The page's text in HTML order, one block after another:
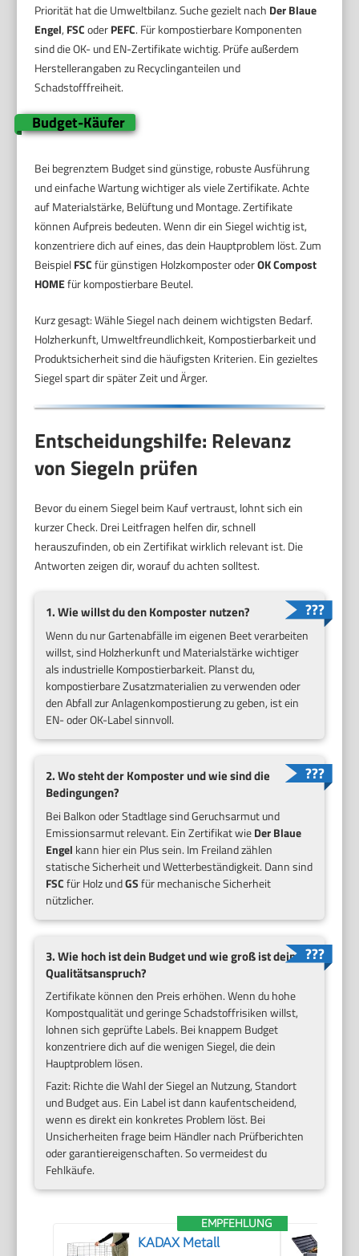
Priorität hat die Umweltbilanz. Suche gezielt nach Der Blaue
Engel, FSCoderPEFC. Für kompostierbare Komponenten
sind die OK- und EN-Zertifikate wichtig. Prüfe außerdem
Herstellerangaben zu Recyclinganteilen und
Schadstofffreiheit.
Budget-Käufer
Bei begrenztem Budget sind günstige, robuste Ausführung
und einfache Wartung wichtiger als viele Zertifikate. Achte
auf Materialstärke, Belüftung und Montage. Zertifikate
können Aufpreis bedeuten. Wenn dir ein Siegel wichtig ist,
konzentriere dich auf eines, das dein Hauptproblem löst. Zum
BeispielFSCfür günstigen Holzkomposter oderOK Compost
HOMEfür kompostierbare Beutel.
Kurz gesagt: Wähle Siegel nach deinem wichtigsten Bedarf.
Holzherkunft, Umweltfreundlichkeit, Kompostierbarkeit und
Produktsicherheit sind die häufigsten Kriterien. Ein gezieltes
Siegel spart dir später Zeit und Ärger.
Entscheidungshilfe: Relevanz
von Siegeln prüfen
Bevor du einem Siegel beim Kauf vertraust, lohnt sich ein
kurzer Check. Drei Leitfragen helfen dir, schnell
herauszufinden, ob ein Zertifikat wirklich relevant ist. Die
Antworten zeigen dir, worauf du achten solltest.
1. Wie willst du den Komposter nutzen?
Wenn du nur Gartenabfälle im eigenen Beet verarbeiten
willst, sind Holzherkunft und Materialstärke wichtiger
als industrielle Kompostierbarkeit. Planst du,
kompostierbare Zusatzmaterialien zu verwenden oder
den Abfall zur Anlagenkompostierung zu geben, ist ein
EN- oder OK-Label sinnvoll.
2. Wo steht der Komposter und wie sind die
Bedingungen?
Bei Balkon oder Stadtlage sind Geruchsarmut und
Emissionsarmut relevant. Ein Zertifikat wieDer Blaue
Engel kann hier ein Plus sein. Im Freiland zählen
statische Sicherheit und Wetterbeständigkeit. Dann sind
FSCfür Holz undGSfür mechanische Sicherheit
nützlicher.
3. Wie hoch ist dein Budget und wie groß ist dein
Qualitätsanspruch?
Zertifikate können den Preis erhöhen. Wenn du hohe
Kompostqualität und geringe Schadstoffrisiken willst,
lohnen sich geprüfte Labels. Bei knappem Budget
konzentriere dich auf die wenigen Siegel, die dein
Hauptproblem lösen.
Fazit: Richte die Wahl der Siegel an Nutzung, Standort
und Budget aus. Ein Label ist dann kaufentscheidend,
wenn es direkt ein konkretes Problem löst. Bei
Unsicherheiten frage beim Händler nach Prüfberichten
oder garantiereigenschaften. So vermeidest du
Fehlkäufe.
EMPFEHLUNG
KADAX Metall